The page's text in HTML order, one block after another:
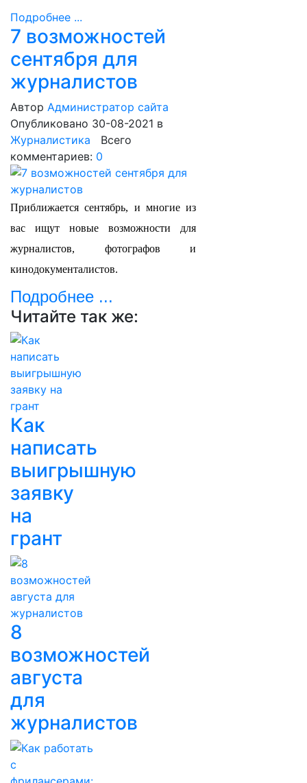
Подробнее ...
7 возможностей
сентября для
журналистов
Автор Администратор сайта
Опубликовано 30-08-2021 в
Журналистика Всего
комментариев: 0
Приближается сентябрь, и многие из
вас ищут новые возможности для
журналистов, фотографов и
кинодокументалистов.
Подробнее ...
Читайте так же:
Как
написать
выигрышную
заявку
на
грант
8
возможностей
августа
для
журналистов